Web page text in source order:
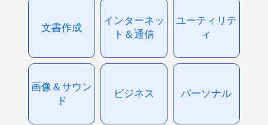
文書作成
インターネッ
ト＆通信
ユーティリテ
ィ
画像＆サウン
ド
ビジネス パーソナル